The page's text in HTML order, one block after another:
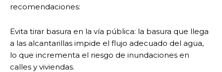
recomendaciones:
Evita tirar basura en la vía pública: la basura que llega
a las alcantarillas impide el flujo adecuado del agua,
lo que incrementa el riesgo de inundaciones en
calles y viviendas.